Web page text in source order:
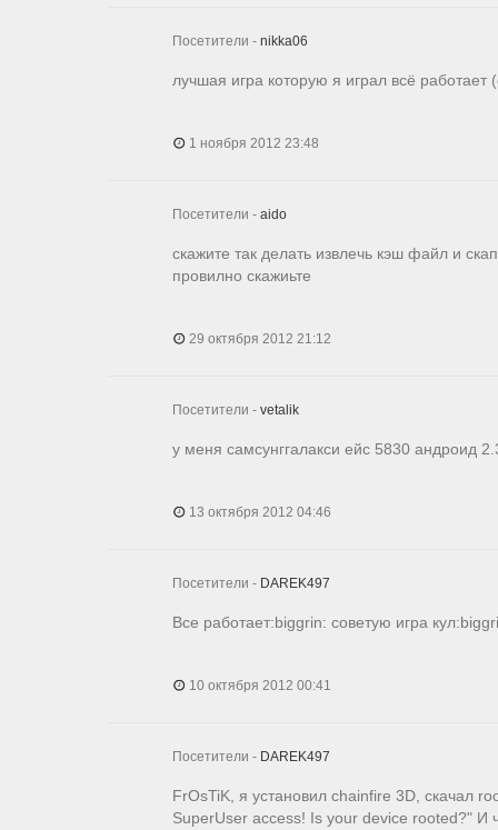
Посетители - nikka06
лучшая игра которую я играл всё
1 ноября 2012 23:48
Посетители - aido
скажите так делать извлечь кэш файл и
провилно скажиьте
29 октября 2012 21:12
Посетители - vetalik
у меня самсунггалакси ейс 5830 андроид
13 октября 2012 04:46
Посетители - DAREK497
Все работает:biggrin: советую игра
10 октября 2012 00:41
Посетители - DAREK497
FrOsTiK, я установил chainfire 3D, скачал
SuperUser access! Is your device rooted?" И